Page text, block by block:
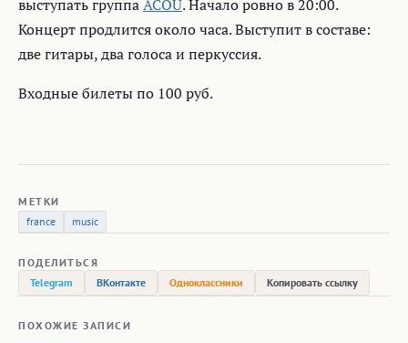
выступать группаACOU. Начало ровно в 20:00.
Концерт продлится около часа. Выступит в составе:
две гитары, два голоса и перкуссия.
Входные билеты по 100 руб.
МЕТКИ
france
music
ПОДЕЛИТЬСЯ
Telegram
ВКонтакте Одноклассники Копировать ссылку
ПОХОЖИЕ ЗАПИСИ